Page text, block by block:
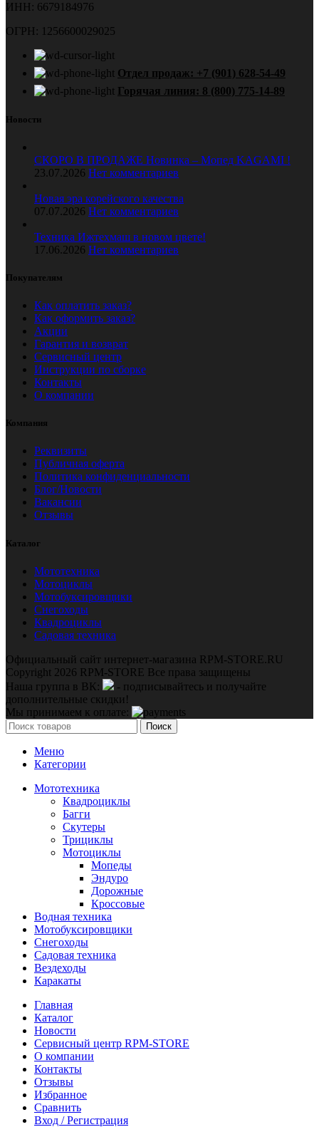
ИНН: 6679184976
ОГРН: 1256600029025
Отдел продаж: +7 (901) 628-54-49
Горячая линия: 8 (800) 775-14-89
Новости
СКОРО В ПРОДАЖЕ Новинка – Мопед KAGAMI !
23.07.2026 Нет комментариев
Новая эра корейского качества
07.07.2026 Нет комментариев
Техника Ижтехмаш в новом цвете!
17.06.2026 Нет комментариев
Покупателям
Как оплатить заказ?
Как оформить заказ?
Акции
Гарантия и возврат
Сервисный центр
Инструкции по сборке
Контакты
О компании
Компания
Реквизиты
Публичная оферта
Политика конфиденциальности
Блог/Новости
Вакансии
Отзывы
Каталог
Мототехника
Мотоциклы
Мотобуксировщики
Снегоходы
Квадроциклы
Садовая техника
Официальный сайт интернет-магазина RPM-STORE.RU
Copyright 2026 RPM-STORE Все права защищены
Наша группа в ВК:
- подписывайтесь и получайте
дополнительные скидки!
Мы принимаем к оплате:
Поиск
Меню
Категории
Мототехника
Квадроциклы
Багги
Скутеры
Трициклы
Мотоциклы
Мопеды
Эндуро
Дорожные
Кроссовые
Водная техника
Мотобуксировщики
Снегоходы
Садовая техника
Вездеходы
Каракаты
Главная
Каталог
Новости
Сервисный центр RPM-STORE
О компании
Контакты
Отзывы
Избранное
Сравнить
Вход / Регистрация